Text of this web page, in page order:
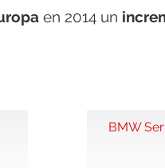
en 2014 un
BMW